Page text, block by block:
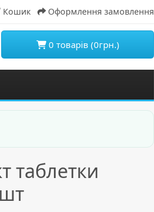
Кошик Оформлення замовлення
0 товарів (0грн.)
таблетки